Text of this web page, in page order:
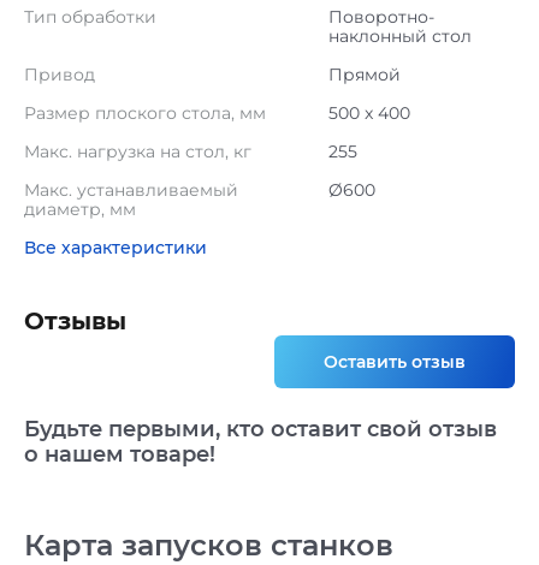
Тип обработки
Поворотно-
наклонный стол
Привод
Прямой
Размер плоского стола, мм
500 x 400
Макс. нагрузка на стол, кг
255
Макс. устанавливаемый
диаметр, мм
Ø600
Все характеристики
Карта запусков станков
Отзывы
Оставить отзыв
Будьте первыми, кто оставит свой отзыв
о нашем товаре!